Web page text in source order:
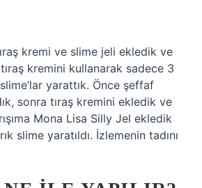
kremi ve slime jeli ekledik ve
kremini kullanarak sadece 3
yarattık. Önce şeffaf
sonra tıraş kremini ekledik ve
Mona Lisa Silly Jel ekledik
slime yaratıldı. İzlemenin tadını